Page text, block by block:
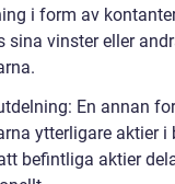
i form av
sina vinster eller
En annan
ytterligare aktier
befintliga aktier